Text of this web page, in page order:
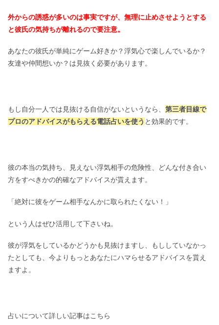
外からの誘惑が多いのは事実ですが、無理に止めさせようとする
と彼氏の気持ちが離れるので要注意。
あなたの彼氏が単純にゲーム好きか？浮気心で楽しんでいるか？
友達や仲間想いか？は見抜く必要があります。
もし自分一人では見抜ける自信がないというなら、 第三者目線で
プロのアドバイスがもらえる電話占いを使う と効果的です。
彼の本当の気持ち、見えない浮気相手の危険性、どんな付き合い
方をすべきかの的確なアドバイスが貰えます。
「絶対に彼をゲーム相手なんかに取られたくない！」
という人はぜひ活用して下さいね。
彼が浮気をしているかどうかも見抜けますし、もししていなかっ
たとしても、今よりもっとあなたにハマらせるアドバイスを貰え
ますよ。
占いについて詳しい記事はこちら